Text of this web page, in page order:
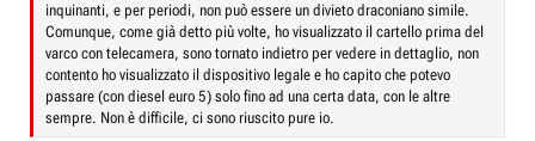
inquinanti, e per periodi, non può essere un divieto draconiano simile.
Comunque, come già detto più volte, ho visualizzato il cartello prima del
varco con telecamera, sono tornato indietro per vedere in dettaglio, non
contento ho visualizzato il dispositivo legale e ho capito che potevo
passare (con diesel euro 5) solo fino ad una certa data, con le altre
sempre. Non è difficile, ci sono riuscito pure io.